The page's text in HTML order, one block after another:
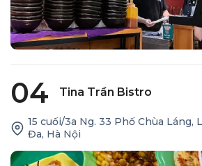
04 Tina Trần Bistro
15 cuối/3a Ng. 33 Phố Chùa Láng,
Đa, Hà Nội